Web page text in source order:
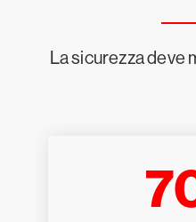
La sicurezza deve